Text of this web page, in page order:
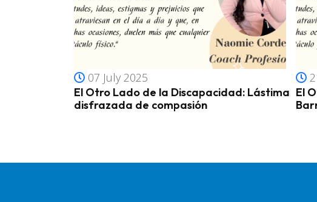
07 July 2025
El Otro Lado de la Discapacidad: Lástima
disfrazada de compasión
El